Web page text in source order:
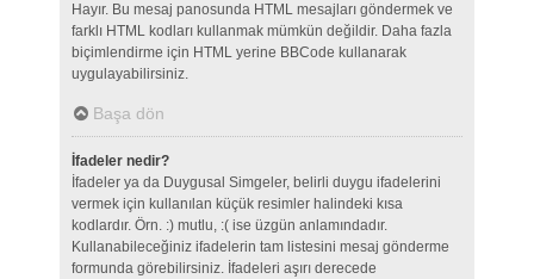
Hayır. Bu mesaj panosunda HTML mesajları göndermek ve
farklı HTML kodları kullanmak mümkün değildir. Daha fazla
biçimlendirme için HTML yerine BBCode kullanarak
uygulayabilirsiniz.
Başa dön
İfadeler nedir?
İfadeler ya da Duygusal Simgeler, belirli duygu ifadelerini
vermek için kullanılan küçük resimler halindeki kısa
kodlardır. Örn. :) mutlu, :( ise üzgün anlamındadır.
Kullanabileceğiniz ifadelerin tam listesini mesaj gönderme
formunda görebilirsiniz. İfadeleri aşırı derecede